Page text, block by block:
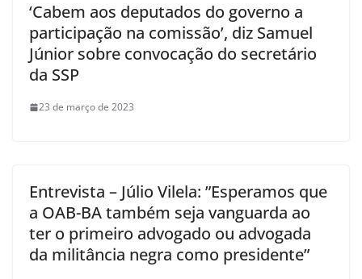
‘Cabem aos deputados do governo a
participação na comissão’, diz Samuel
Júnior sobre convocação do secretário
da SSP
23 de março de 2023
Entrevista – Júlio Vilela: ”Esperamos que
a OAB-BA também seja vanguarda ao
ter o primeiro advogado ou advogada
da militância negra como presidente”